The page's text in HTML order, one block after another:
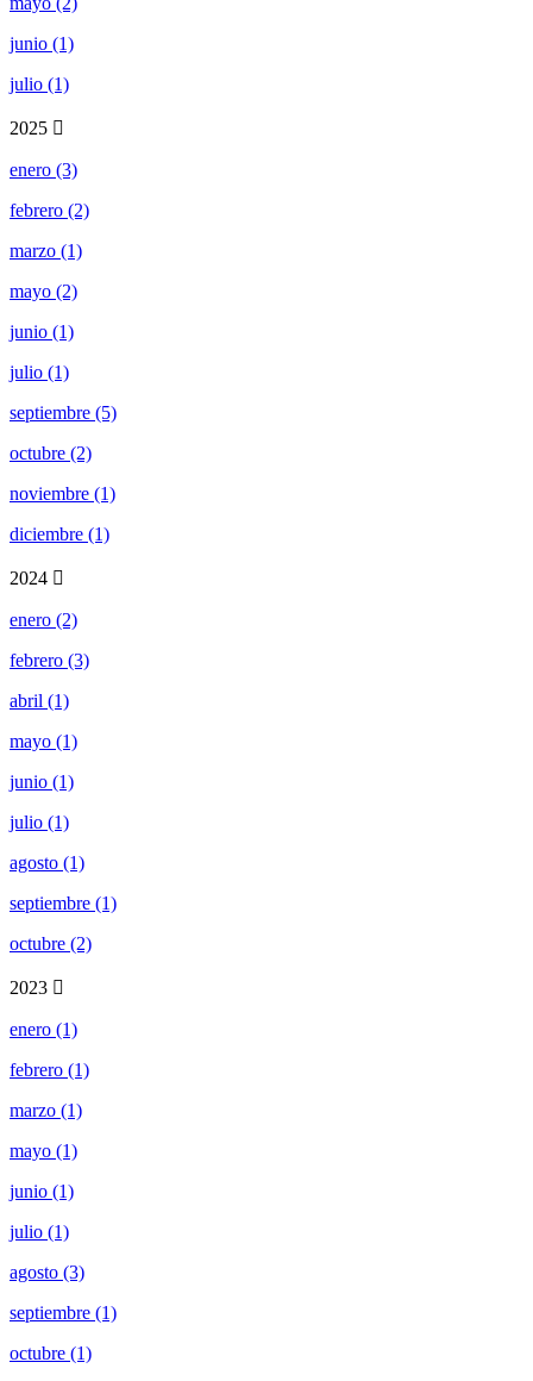
junio (1)
julio (1)
2025
enero (3)
febrero (2)
marzo (1)
mayo (2)
junio (1)
julio (1)
septiembre (5)
octubre (2)
noviembre (1)
diciembre (1)
2024
enero (2)
febrero (3)
abril (1)
mayo (1)
junio (1)
julio (1)
agosto (1)
septiembre (1)
octubre (2)
2023
enero (1)
febrero (1)
marzo (1)
mayo (1)
junio (1)
julio (1)
agosto (3)
septiembre (1)
octubre (1)